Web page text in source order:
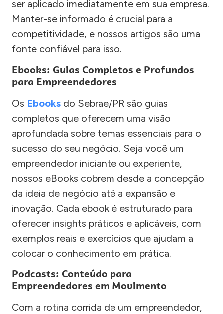
ser aplicado imediatamente em sua empresa.
Manter-se informado é crucial para a
competitividade, e nossos artigos são uma
fonte confiável para isso.
Ebooks: Guias Completos e Profundos
para Empreendedores
Os Ebooks do Sebrae/PR são guias
completos que oferecem uma visão
aprofundada sobre temas essenciais para o
sucesso do seu negócio. Seja você um
empreendedor iniciante ou experiente,
nossos eBooks cobrem desde a concepção
da ideia de negócio até a expansão e
inovação. Cada ebook é estruturado para
oferecer insights práticos e aplicáveis, com
exemplos reais e exercícios que ajudam a
colocar o conhecimento em prática.
Podcasts: Conteúdo para
Empreendedores em Movimento
Com a rotina corrida de um empreendedor,